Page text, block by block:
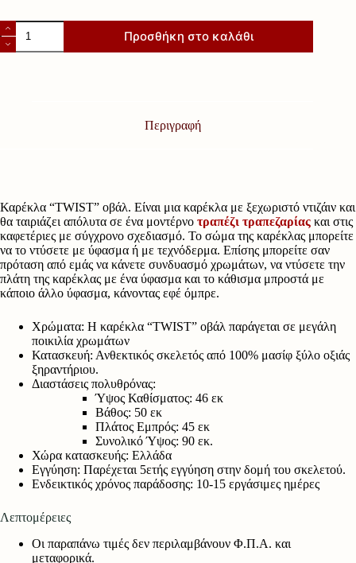
Καρέκλα
"TWIST"
οβάλ
Προσθήκη στο καλάθι
Περιγραφή
Καρέκλα “TWIST” οβάλ. Είναι μια καρέκλα με ξεχωριστό ντιζάιν και
θα ταιριάζει απόλυτα σε ένα μοντέρνο τραπέζι τραπεζαρίας και στις
καφετέριες με σύγχρονο σχεδιασμό. Το σώμα της καρέκλας μπορείτε
να το ντύσετε με ύφασμα ή με τεχνόδερμα. Επίσης μπορείτε σαν
πρόταση από εμάς να κάνετε συνδυασμό χρωμάτων, να ντύσετε την
πλάτη της καρέκλας με ένα ύφασμα και το κάθισμα μπροστά με
κάποιο άλλο ύφασμα, κάνοντας εφέ όμπρε.
Χρώματα: Η καρέκλα “TWIST” οβάλ παράγεται σε μεγάλη
ποικιλία χρωμάτων
Κατασκευή: Ανθεκτικός σκελετός από 100% μασίφ ξύλο οξιάς
ξηραντήριου.
Διαστάσεις πολυθρόνας:
Ύψος Καθίσματος: 46 εκ
Βάθος: 50 εκ
Πλάτος Εμπρός: 45 εκ
Συνολικό Ύψος: 90 εκ.
Χώρα κατασκευής: Ελλάδα
Εγγύηση: Παρέχεται 5ετής εγγύηση στην δομή του σκελετού.
Ενδεικτικός χρόνος παράδοσης: 10-15 εργάσιμες ημέρες
Λεπτομέρειες
Οι παραπάνω τιμές δεν περιλαμβάνουν Φ.Π.Α. και
μεταφορικά.